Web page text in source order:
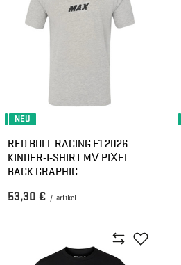
NEU
RED BULL RACING F1 2026
KINDER-T-SHIRT MV PIXEL
BACK GRAPHIC
53,30 € / artikel